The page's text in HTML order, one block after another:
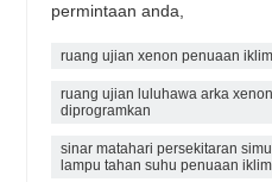
permintaan anda,
ruang ujian xenon penuaan iklim
ruang ujian luluhawa arka
diprogramkan
sinar matahari persekitaran
lampu tahan suhu penuaan iklim